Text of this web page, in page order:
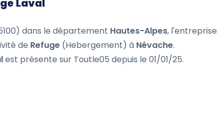
Laval
dans le département Hautes-Alpes, l'entreprise
de Refuge (Hebergement) à Névache.
est présente sur Toutle05 depuis le 01/01/25.